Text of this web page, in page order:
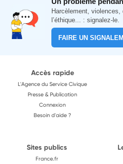
Harcèlement,
l’éthique... : signalez-le.
FAIRE UN
Accès rapide
L'Agence du Service Civique
Presse & Publication
Connexion
Besoin d'aide ?
Sites publics
France.fr